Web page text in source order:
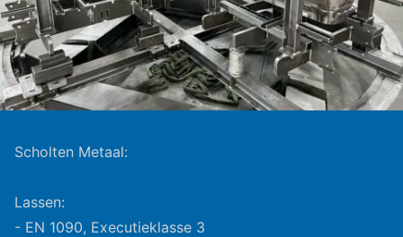
Scholten Metaal:
Lassen:
- EN 1090, Executieklasse 3